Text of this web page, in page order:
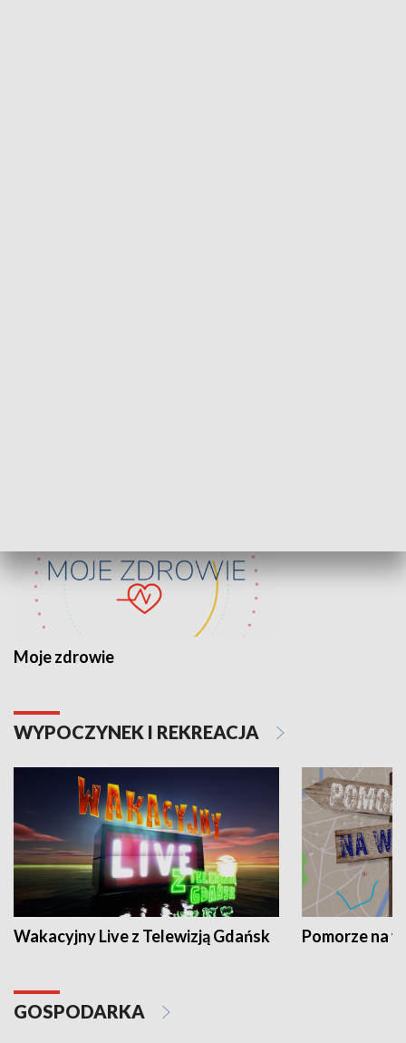
Moje zdrowie
WYPOCZYNEK I REKREACJA
Wakacyjny Live z Telewizją Gdańsk Pomorze na
GOSPODARKA